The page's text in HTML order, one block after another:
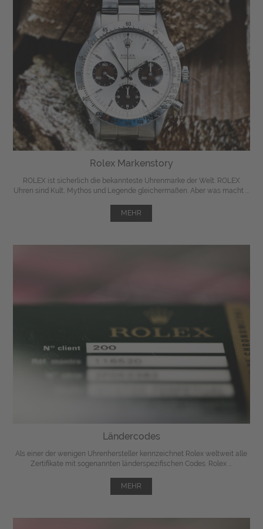
Rolex Markenstory
ROLEX ist sicherlich die bekannteste Uhrenmarke der Welt. ROLEX
Uhren sind Kult, Mythos und Legende gleichermaßen. Aber was macht ...
MEHR
Ländercodes
Als einer der wenigen Uhrenhersteller kennzeichnet Rolex weltweit alle
Zertifikate mit sogenannten länderspezifischen Codes. Rolex ...
MEHR